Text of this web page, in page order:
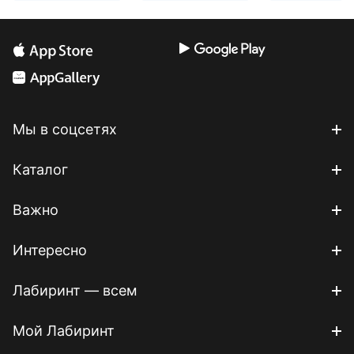
Мы в соцсетях
Каталог
Важно
Интересно
Лабиринт — всем
Мой Лабиринт